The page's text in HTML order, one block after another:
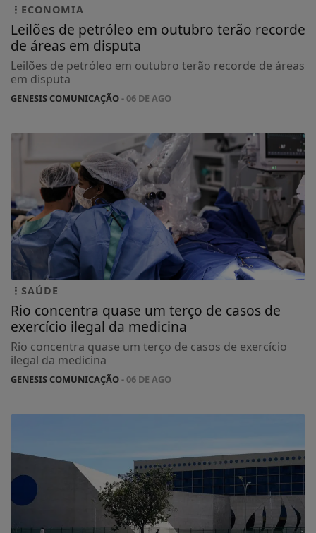
ECONOMIA
Leilões de petróleo em outubro terão recorde
de áreas em disputa
Leilões de petróleo em outubro terão recorde de áreas
em disputa
GENESIS COMUNICAÇÃO- 06 DE AGO
SAÚDE
Rio concentra quase um terço de casos de
exercício ilegal da medicina
Rio concentra quase um terço de casos de exercício
ilegal da medicina
GENESIS COMUNICAÇÃO- 06 DE AGO